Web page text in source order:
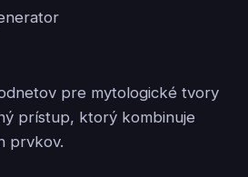
pre mytologické tvory
prístup, ktorý kombinuje
prvkov.